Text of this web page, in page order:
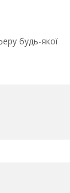
будь-якої